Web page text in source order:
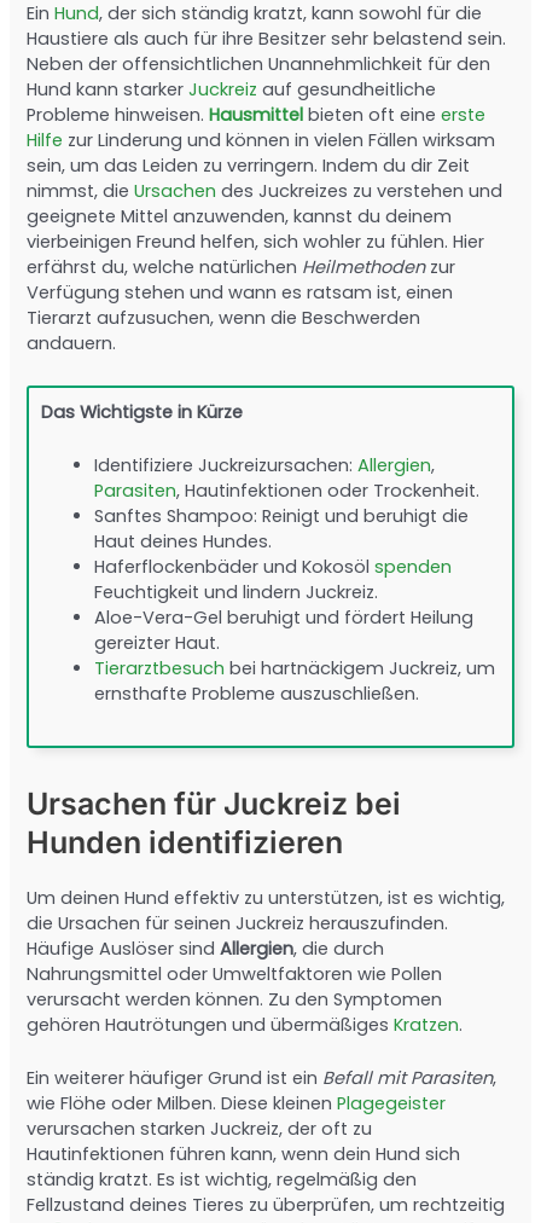
EinHund, der sich ständig kratzt, kann sowohl für die
Haustiere als auch für ihre Besitzer sehr belastend sein.
Neben der offensichtlichen Unannehmlichkeit für den
Hund kann starkerJuckreiz auf gesundheitliche
Probleme hinweisen.Hausmittel bieten oft eineerste
Hilfe zur Linderung und können in vielen Fällen wirksam
sein, um das Leiden zu verringern. Indem du dir Zeit
nimmst, dieUrsachen des Juckreizes zu verstehen und
geeignete Mittel anzuwenden, kannst du deinem
vierbeinigen Freund helfen, sich wohler zu fühlen. Hier
erfährst du, welche natürlichen Heilmethodenzur
Verfügung stehen und wann es ratsam ist, einen
Tierarzt aufzusuchen, wenn die Beschwerden
andauern.
Das Wichtigste in Kürze
Identifiziere Juckreizursachen:Allergien,
Parasiten, Hautinfektionen oder Trockenheit.
Sanftes Shampoo: Reinigt und beruhigt die
Haut deines Hundes.
Haferflockenbäder und Kokosölspenden
Feuchtigkeit und lindern Juckreiz.
Aloe-Vera-Gel beruhigt und fördert Heilung
gereizter Haut.
Tierarztbesuch bei hartnäckigem Juckreiz, um
ernsthafte Probleme auszuschließen.
Ursachen für Juckreiz bei
Hunden identifizieren
Um deinen Hund effektiv zu unterstützen, ist es wichtig,
die Ursachen für seinen Juckreiz herauszufinden.
Häufige Auslöser sindAllergien, die durch
Nahrungsmittel oder Umweltfaktoren wie Pollen
verursacht werden können. Zu den Symptomen
gehören Hautrötungen und übermäßigesKratzen.
Ein weiterer häufiger Grund ist ein Befall mit Parasiten,
wie Flöhe oder Milben. Diese kleinenPlagegeister
verursachen starken Juckreiz, der oft zu
Hautinfektionen führen kann, wenn dein Hund sich
ständig kratzt. Es ist wichtig, regelmäßig den
Fellzustand deines Tieres zu überprüfen, um rechtzeitig